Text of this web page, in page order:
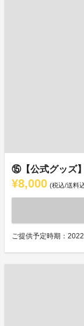
⑮【公式グッズ
¥8,000 (税込/送料
ご提供予定時期：